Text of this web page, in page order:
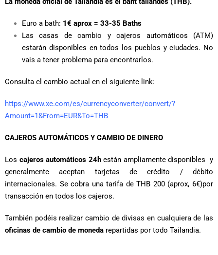
Euro a bath: 1€ aprox = 33-35 Baths
Las casas de cambio y cajeros automáticos (ATM)
estarán disponibles en todos los pueblos y ciudades. No
vais a tener problema para encontrarlos.
Consulta el cambio actual en el siguiente link:
https://www.xe.com/es/currencyconverter/convert/?
Amount=1&From=EUR&To=THB
CAJEROS AUTOMÁTICOS Y CAMBIO DE DINERO
Los cajeros automáticos 24hestán ampliamente disponibles y
generalmente aceptan tarjetas de crédito / débito
internacionales. Se cobra una tarifa de THB 200 (aprox, 6€)por
transacción en todos los cajeros.
También podéis realizar cambio de divisas en cualquiera de las
oficinas de cambio de moneda repartidas por todo Tailandia.